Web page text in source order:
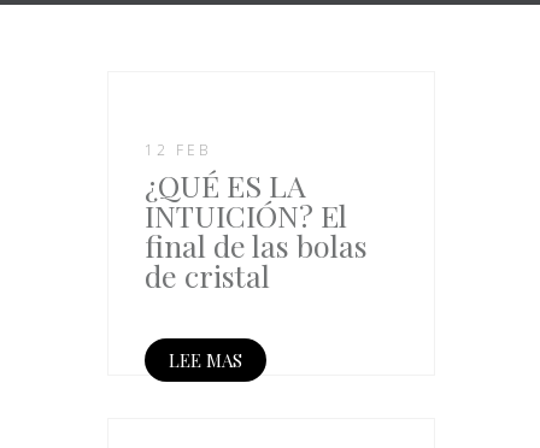
12 FEB
¿QUÉ ES LA
INTUICIÓN? El
final de las bolas
de cristal
LEE MAS